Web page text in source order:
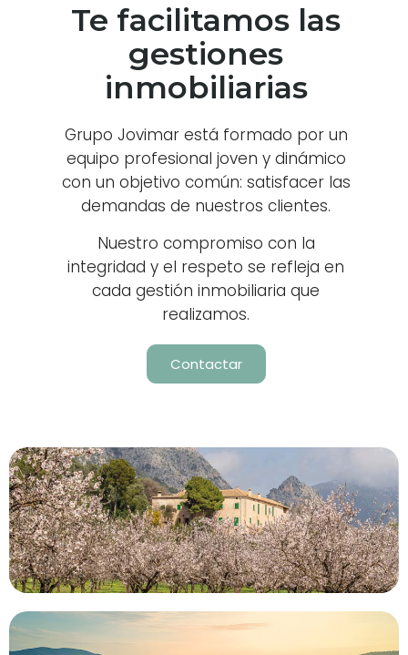
Te facilitamos las
gestiones
inmobiliarias
Grupo Jovimar está formado por un
equipo profesional joven y dinámico
con un objetivo común: satisfacer las
demandas de nuestros clientes.
Nuestro compromiso con la
integridad y el respeto se refleja en
cada gestión inmobiliaria que
realizamos.
Contactar